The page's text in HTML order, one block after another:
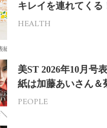
キレイを連れてくる
HEALTH
美ST 2026年10月号
紙は加藤あいさん＆
PEOPLE